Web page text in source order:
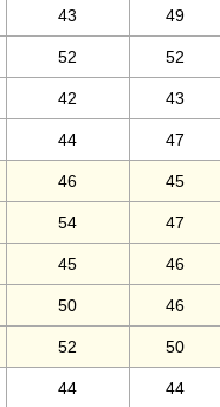
43 49
52 52
42 43
44 47
46 45
54 47
45 46
50 46
52 50
44 44